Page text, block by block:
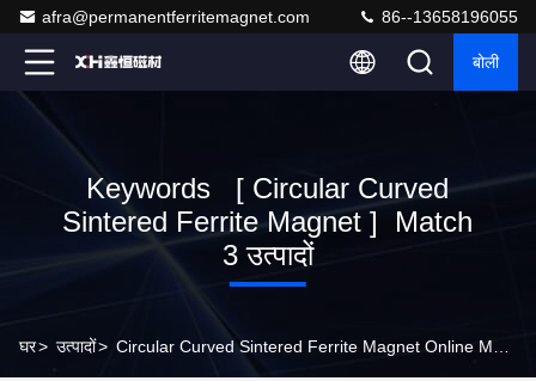
afra@permanentferritemagnet.com 86--13658196055
बोली
Keywords [ Circular Curved
Sintered Ferrite Magnet ] Match
3 उत्पादों
घर> उत्पादों>